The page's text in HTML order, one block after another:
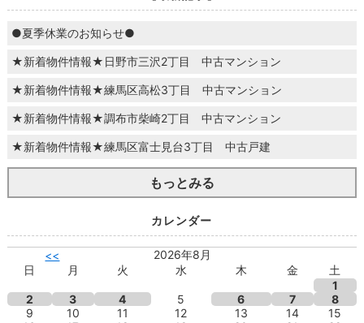
●夏季休業のお知らせ●
★新着物件情報★日野市三沢2丁目 中古マンション
★新着物件情報★練馬区高松3丁目 中古マンション
★新着物件情報★調布市柴崎2丁目 中古マンション
★新着物件情報★練馬区富士見台3丁目 中古戸建
もっとみる
カレンダー
<<
2026年8月
日
月 火 水 木 金
土
1
2
3 4 5 6 7
8
9
10 11 12 13 14
15